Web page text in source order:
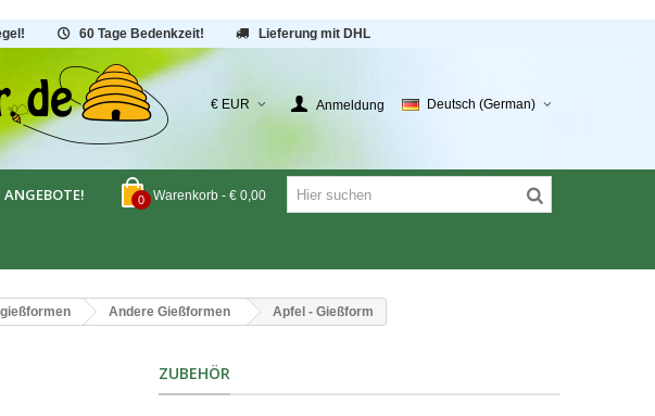
60 Tage Bedenkzeit! Lieferung mit DHL
€ EUR Anmeldung Deutsch (German)
0 Warenkorb - € 0,00
ANGEBOTE!
Andere Gießformen Apfel - Gießform
ZUBEHÖR